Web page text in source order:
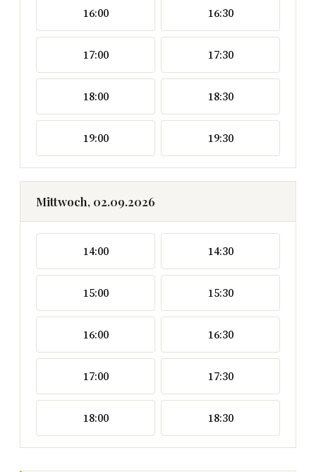
16:00 16:30
17:00 17:30
18:00 18:30
19:00 19:30
Mittwoch, 02.09.2026
14:00 14:30
15:00 15:30
16:00 16:30
17:00 17:30
18:00 18:30